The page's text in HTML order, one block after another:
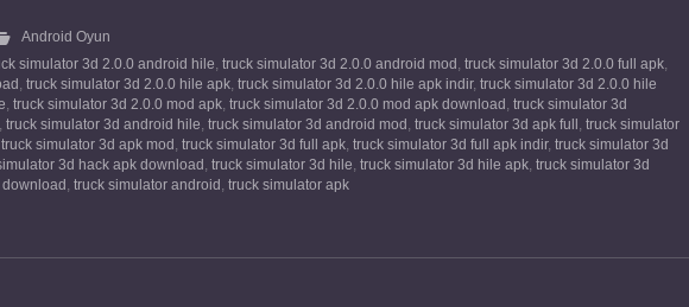
Android Oyun
simulator 3d 2.0.0 android hile, truck simulator 3d 2.0.0 android mod , truck simulator 3d 2.0.0 full apk,
, truck simulator 3d 2.0.0 hile apk, truck simulator 3d 2.0.0 hile apk indir, truck simulator 3d 2.0.0 hile
, truck simulator 3d 2.0.0 mod apk, truck simulator 3d 2.0.0 mod apk download , truck simulator 3d
, truck simulator 3d android hile, truck simulator 3d android mod , truck simulator 3d apk full , truck simulator
truck simulator 3d apk mod , truck simulator 3d full apk, truck simulator 3d full apk indir, truck simulator 3d
3d hack apk download , truck simulator 3d hile, truck simulator 3d hile apk, truck simulator 3d
, truck simulator android , truck simulator apk